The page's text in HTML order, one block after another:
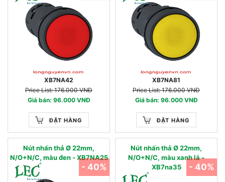
XB7NA42
Price List: 176.000 VNĐ
Giá bán: 96.000 VNĐ
ĐẶT HÀNG
XB7NA81
Price List: 176.000 VNĐ
Giá bán: 96.000 VNĐ
ĐẶT HÀNG
Nút nhấn thả Ø 22mm,
N/O+N/C, màu đen - XB7NA25
- 40%
Nút nhấn thả Ø 22mm,
N/O+N/C, màu xanh lá -
XB7na35
- 40%